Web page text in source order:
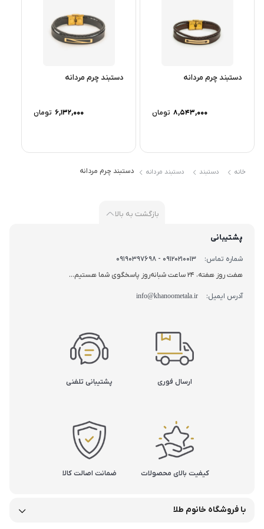
استایل:مردانه، مدرن و بیزینسی.
ست:ایده‌آل برای کنار ساعت‌های کلاسیک.
دستبند چرم مردانه
8,543,000 تومان
دستبند چرم مردانه
6,132,000 تومان
خانه دستبند دستبند مردانه دستبند چرم مردانه
بازگشت به بالا
پشتیبانی
شماره تماس:
09120210013 - 09190397698
هفت روز هفته، 24 ساعت شبانه‌روز پاسخگوی شما هستیم...
آدرس ایمیل: info@khanoometala.ir
ارسال فوری پشتیبانی تلفنی
کیفیت بالای محصولات ضمانت اصالت کالا
با فروشگاه خانوم طلا